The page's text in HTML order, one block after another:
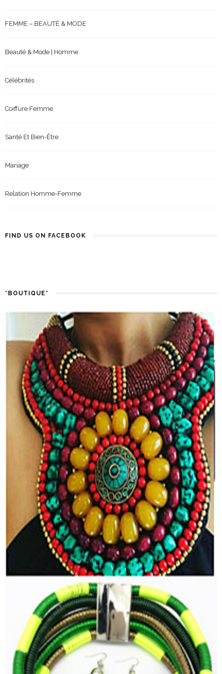
FEMME – BEAUTÉ & MODE
Beauté & Mode | Homme
Célébrités
Coiffure Femme
Santé Et Bien-Être
Mariage
Relation Homme-Femme
FIND US ON FACEBOOK
*BOUTIQUE*